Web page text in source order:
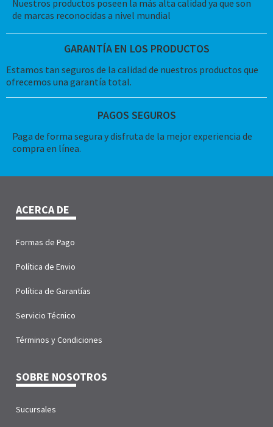
Nuestros productos poseen la más alta calidad ya que son
de marcas reconocidas a nivel mundial
GARANTÍA EN LOS PRODUCTOS
Estamos tan seguros de la calidad de nuestros productos que
ofrecemos una garantía total.
PAGOS SEGUROS
Paga de forma segura y disfruta de la mejor experiencia de
compra en línea.
ACERCA DE
Formas de Pago
Política de Envio
Política de Garantías
Servicio Técnico
Términos y Condiciones
SOBRE NOSOTROS
Sucursales